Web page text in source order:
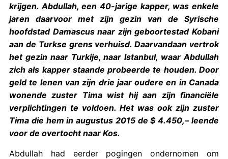
krijgen. Abdullah, een 40-jarige kapper, was enkele
jaren daarvoor met zijn gezin van de Syrische
hoofdstad Damascus naar zijn geboortestad Kobani
aan de Turkse grens verhuisd. Daarvandaan vertrok
het gezin naar Turkije, naar Istanbul, waar Abdullah
zich als kapper staande probeerde te houden. Door
geld te lenen van zijn drie jaar oudere en in Canada
wonende zuster Tima wist hij aan zijn financiële
verplichtingen te voldoen. Het was ook zijn zuster
Tima die hem in augustus 2015 de $ 4.450,– leende
voor de overtocht naar Kos.
Abdullah had eerder pogingen ondernomen om